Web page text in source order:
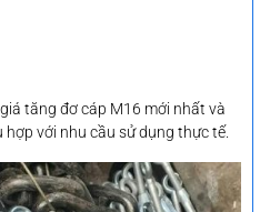
tăng đơ cáp M16 mới nhất và
với nhu cầu sử dụng thực tế.